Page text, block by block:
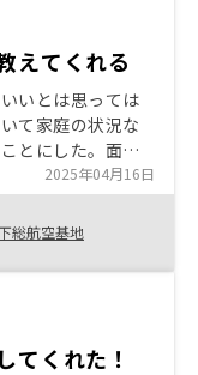
えてくれる
いとは思っては
て家庭の状況な
とにした。面談
があり、とても
めたばかりで、
後の状況で知り
2025年04月16日
総航空基地
てくれた！